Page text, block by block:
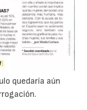
quedaría aún